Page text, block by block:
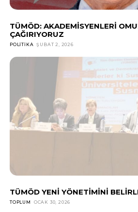
TÜMÖD: AKADEMİSYENLERİ
ÇAĞIRIYORUZ
POLITIKA ŞUBAT 2, 2026
TÜMÖD YENİ YÖNETİMİNİ
TOPLUM OCAK 30, 2026